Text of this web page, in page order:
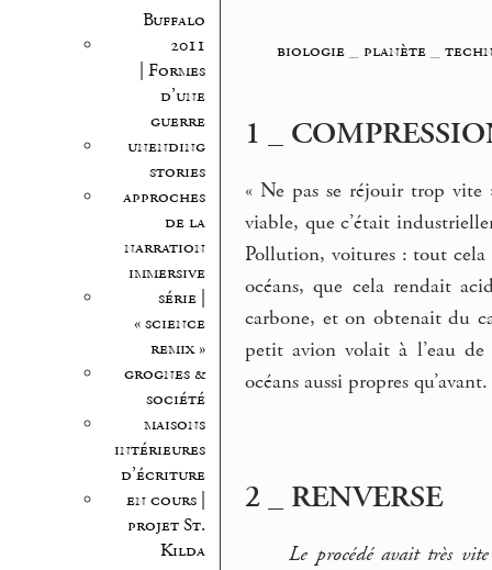
Buffalo
2011
| Formes
d’une
guerre
unending
stories
approches
de la
narration
immersive
série |
« science
remix »
grognes &
société
maisons
intérieures
d’écriture
en cours |
projet St.
Kilda
biologie_ planète_
1 _
« Ne pas se réjouir trop vite
viable, que c’était
Pollution, voitures : tout cela
océans, que cela rendait
carbone, et on obtenait du
petit avion volait à l’eau de
océans aussi propres qu’avant.
2 _ RENVERSE
Le procédé avait très